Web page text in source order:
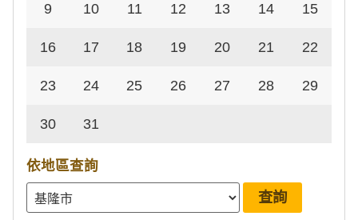
9 10 11 12 13 14 15
16 17 18 19 20 21 22
23 24 25 26 27 28 29
30 31
依地區查詢